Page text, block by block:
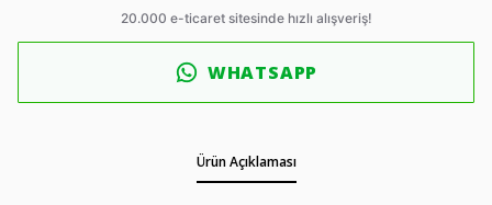
WHATSAPP
Ürün Açıklaması